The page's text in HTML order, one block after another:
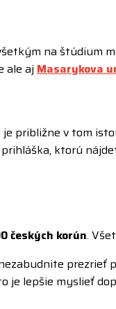
na štúdium
ale aj Masarykova
približne v tom
ktorú
českých korún.
prezrieť
je lepšie myslieť